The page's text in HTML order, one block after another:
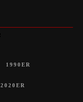
1990ER
2020ER